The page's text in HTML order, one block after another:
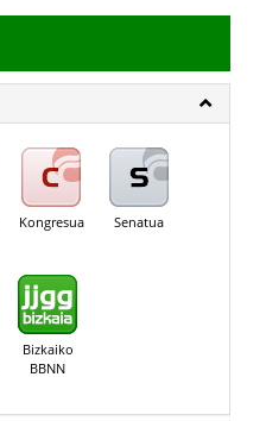
Kongresua Senatua
Bizkaiko
BBNN